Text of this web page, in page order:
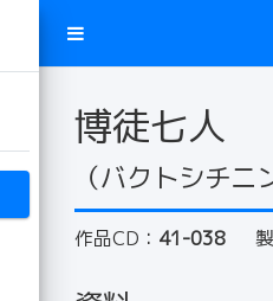
博徒七人
（バクトシチニ
作品CD： 41-038